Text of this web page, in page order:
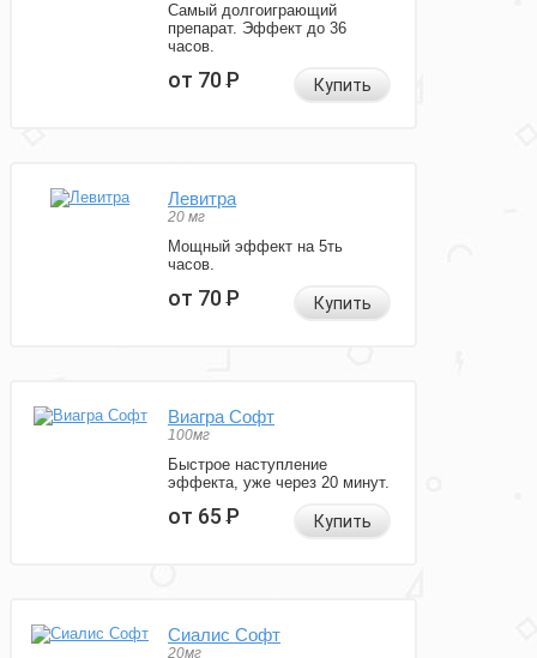
Самый долгоиграющий
препарат. Эффект до 36
часов.
от 70Р Купить
Левитра
20 мг
Мощный эффект на 5ть
часов.
от 70Р Купить
Виагра Софт
100мг
Быстрое наступление
эффекта, уже через 20 минут.
от 65Р Купить
Сиалис Софт
20мг